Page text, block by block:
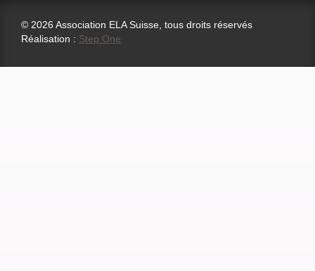
© 2026 Association ELA Suisse, tous droits réservés
Réalisation : Step One